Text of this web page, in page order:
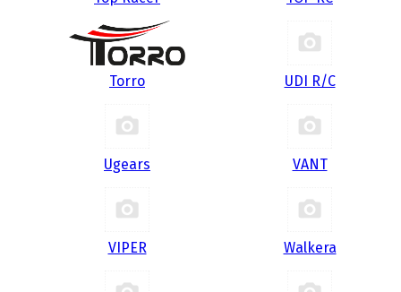
Torro UDI R/С
Ugears VANT
VIPER Walkera